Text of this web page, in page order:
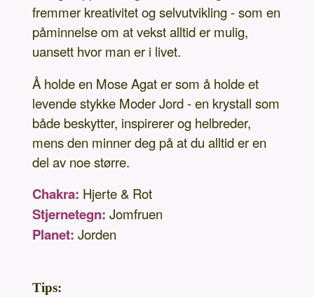
fremmer kreativitet og selvutvikling - som en
påminnelse om at vekst alltid er mulig,
uansett hvor man er i livet.
Å holde en Mose Agat er som å holde et
levende stykke Moder Jord - en krystall som
både beskytter, inspirerer og helbreder,
mens den minner deg på at du alltid er en
del av noe større.
Chakra: Hjerte & Rot
Stjernetegn: Jomfruen
Planet: Jorden
Tips: